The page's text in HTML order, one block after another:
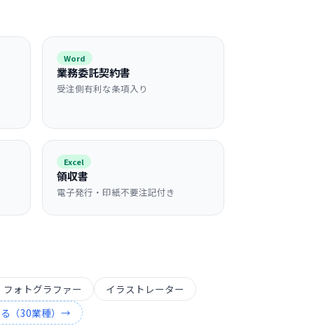
Word
業務委託契約書
受注側有利な条項入り
Excel
領収書
電子発行・印紙不要注記付き
ォトグラファー
イラストレーター
（30業種）→